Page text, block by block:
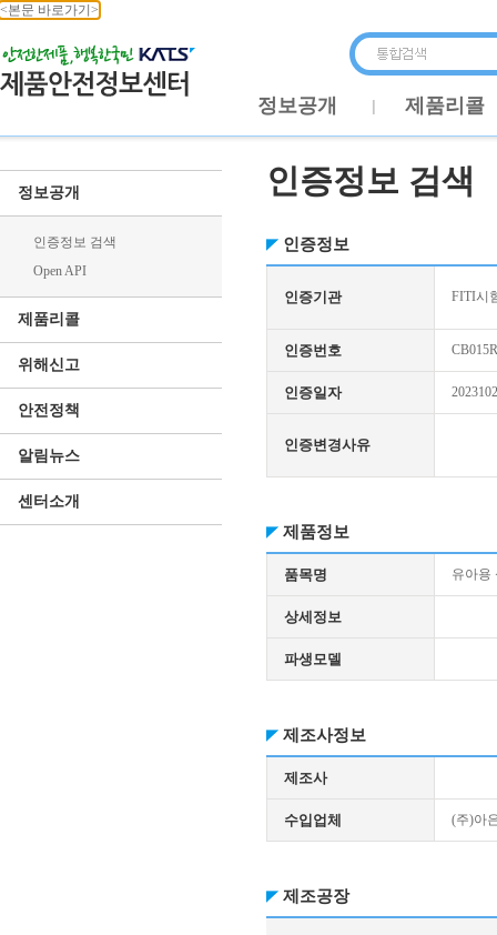
<본문 바로가기>
정보공개 제품리콜
정보공개
인증정보 검색
Open API
제품리콜
위해신고
안전정책
알림뉴스
센터소개
인증정보 검색
인증정보
인증기관 FITI시
인증번호
인증일자
인증변경사유
제품정보
품목명 유아용
상세정보
파생모델
제조사정보
제조사
수입업체 (주)아
제조공장